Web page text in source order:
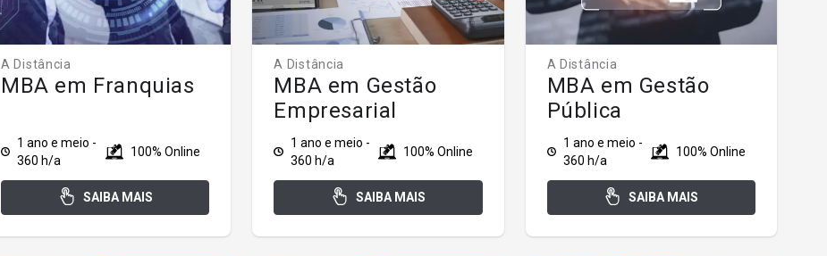
A Distância
MBA em Franquias
1 ano e meio -
360 h/a
100% Online
SAIBA MAIS
A Distância
MBA em Gestão
Empresarial
1 ano e meio -
360 h/a
100% Online
SAIBA MAIS
A Distância
MBA em Gestão
Pública
1 ano e meio -
360 h/a
100% Online
SAIBA MAIS